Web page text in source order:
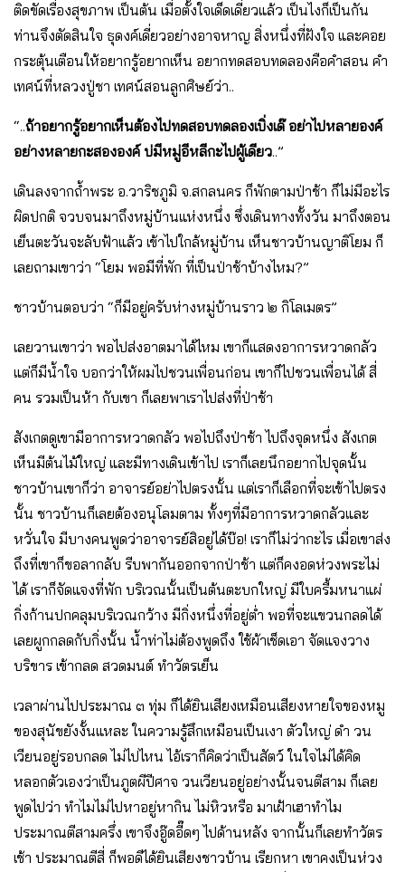
ติดขัดเรื่องสุขภาพ เป็นต้น เมื่อตั้งใจเด็ดเดี่ยวแล้ว เป็นไงก็เป็นกัน
ท่านจึงตัดสินใจ ธุดงค์เดี่ยวอย่างอาจหาญ สิ่งหนึ่งที่ฝังใจ และคอย
กระตุ้นเตือนให้อยากรู้อยากเห็น อยากทดสอบทดลองคือคำสอน คำ
เทศน์ที่หลวงปู่ชา เทศน์สอนลูกศิษย์ว่า..
“..ถ้าอยากรู้อยากเห็นต้องไปทดสอบทดลองเบิ่งเด๊ อย่าไปหลายองค์
อย่างหลายกะสององค์ บ่มีหมู่อีหลีกะไปผู้เดียว..”
เดินลงจากถ้ำพระ อ.วาริชภูมิ จ.สกลนคร ก็พักตามป่าช้า ก็ไม่มีอะไร
ผิดปกติ จวบจนมาถึงหมู่บ้านแห่งหนึ่ง ซึ่งเดินทางทั้งวัน มาถึงตอน
เย็นตะวันจะลับฟ้าแล้ว เข้าไปใกล้หมู่บ้าน เห็นชาวบ้านญาติโยม ก็
เลยถามเขาว่า “โยม พอมีที่พัก ที่เป็นป่าช้าบ้างไหม?”
ชาวบ้านตอบว่า “ก็มีอยู่ครับห่างหมู่บ้านราว ๒ กิโลเมตร”
เลยวานเขาว่า พอไปส่งอาตมาได้ไหม เขาก็แสดงอาการหวาดกลัว
แต่ก็มีน้ำใจ บอกว่าให้ผมไปชวนเพื่อนก่อน เขาก็ไปชวนเพื่อนได้ สี่
คน รวมเป็นห้า กับเขา ก็เลยพาเราไปส่งที่ป่าช้า
สังเกตดูเขามีอาการหวาดกลัว พอไปถึงป่าช้า ไปถึงจุดหนึ่ง สังเกต
เห็นมีต้นไม้ใหญ่ และมีทางเดินเข้าไป เราก็เลยนึกอยากไปจุดนั้น
ชาวบ้านเขาก็ว่า อาจารย์อย่าไปตรงนั้น แต่เราก็เลือกที่จะเข้าไปตรง
นั้น ชาวบ้านก็เลยต้องอนุโลมตาม ทั้งๆที่มีอาการหวาดกลัวและ
หวั่นใจ มีบางคนพูดว่าอาจารย์สิอยู่ได้บ๊อ! เราก็ไม่ว่ากะไร เมื่อเขาส่ง
ถึงที่เขาก็ขอลากลับ รีบพากันออกจากป่าช้า แต่ก็คงอดห่วงพระไม่
ได้ เราก็จัดแจงที่พัก บริเวณนั้นเป็นต้นตะบกใหญ่ มีใบครื้มหนาแผ่
กิ่งก้านปกคลุมบริเวณกว้าง มีกิ่งหนึ่งที่อยู่ต่ำ พอที่จะแขวนกลดได้
เลยผูกกลดกับกิ่งนั้น น้ำท่าไม่ต้องพูดถึง ใช้ผ้าเช็ดเอา จัดแจงวาง
บริขาร เข้ากลด สวดมนต์ ทำวัตรเย็น
เวลาผ่านไปประมาณ ๓ ทุ่ม ก็ได้ยินเสียงเหมือนเสียงหายใจของหมู
ของสุนัขยังงั้นแหละ ในความรู้สึกเหมือนเป็นเงา ตัวใหญ่ ดำ วน
เวียนอยู่รอบกลด ไม่ไปไหน ไอ้เราก็คิดว่าเป็นสัตว์ ในใจไม่ได้คิด
หลอกตัวเองว่าเป็นภูตผีปีศาจ วนเวียนอยู่อย่างนั้นจนตีสาม ก็เลย
พูดไปว่า ทำไมไม่ไปหาอยู่หากิน ไม่หิวหรือ มาเฝ้าเฮาทำไม
ประมาณตีสามครึ่ง เขาจึงอู๊ดอี๊ดๆ ไปด้านหลัง จากนั้นก็เลยทำวัตร
เช้า ประมาณตีสี่ ก็พอดีได้ยินเสียงชาวบ้าน เรียกหา เขาคงเป็นห่วง